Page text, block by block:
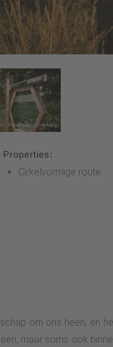
Properties:
Cirkelvormige route
om ons heen, en
maar soms ook